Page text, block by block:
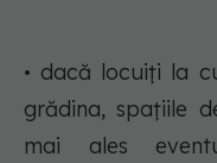
• dacă locuiți la
grădina, spațiile
mai ales